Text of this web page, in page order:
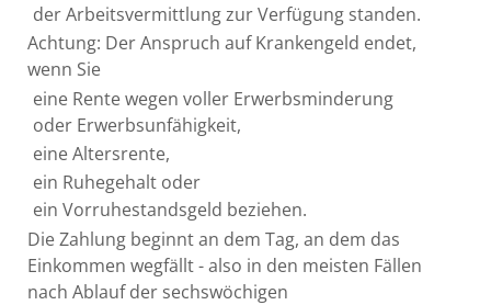
der Arbeitsvermittlung zur Verfügung standen.
Achtung: Der Anspruch auf Krankengeld endet,
wenn Sie
eine Rente wegen voller Erwerbsminderung
oder Erwerbsunfähigkeit,
eine Altersrente,
ein Ruhegehalt oder
ein Vorruhestandsgeld beziehen.
Die Zahlung beginnt an dem Tag, an dem das
Einkommen wegfällt - also in den meisten Fällen
nach Ablauf der sechswöchigen